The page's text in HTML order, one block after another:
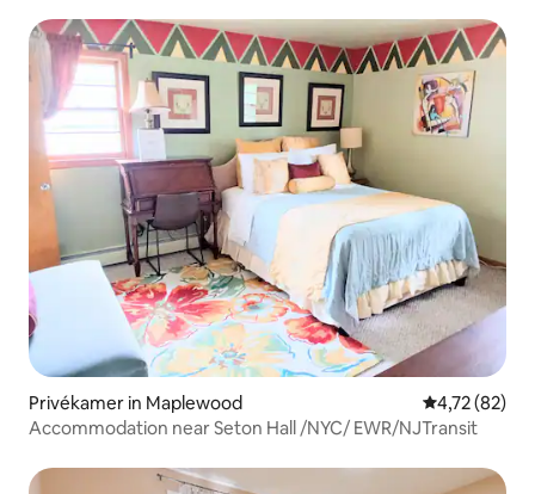
Privékamer in Maplewood Gemiddelde
4,72 (82)
Accommodation near Seton Hall /NYC/ EWR/NJTransit